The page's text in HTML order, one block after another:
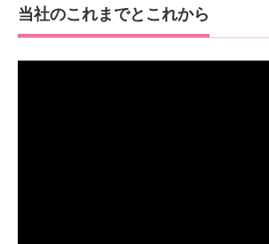
当社のこれまでとこれから